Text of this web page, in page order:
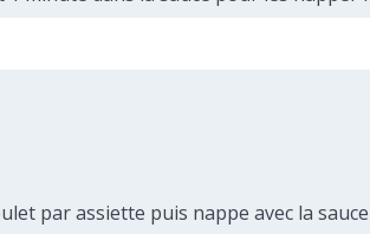
par assiette puis nappe avec la